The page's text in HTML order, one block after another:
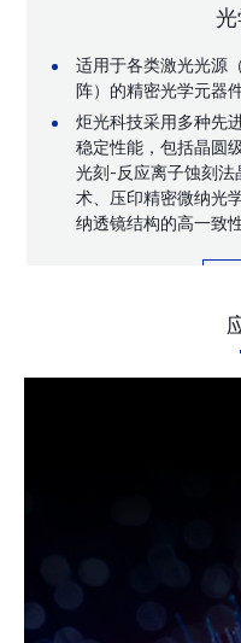
半导体激光器用先进
材料、预制金锡铜钨
开放式高功率半导体
块，波长位于755到
不等。
适用于各类激光光源
阵）的精密光学元器
炬光科技采用多种先
稳定性能，包括晶圆
光刻-反应离子蚀刻
术、压印精密微纳光
纳透镜结构的高一致
医疗健康应用解决方
等领域。
汽车应用解决方案，
驾驶员监控等领域。
除半导体激光与激光
方案外，炬光科技还
镀膜服务、薄膜金属
开发支持的全方位技